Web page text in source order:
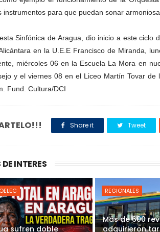
instrumentos para que puedan sonar
Sinfónica de Aragua, dio inicio a este
en la U.E.E Francisco de Miranda,
miércoles 06 en la Escuela La Mora en
y el viernes 08 en el Liceo Martín Tovar
Fund. Cultura/DCI
Share it Tweet
INTERES
sufren doble
REGIONALES
Más de 600
adquirieron